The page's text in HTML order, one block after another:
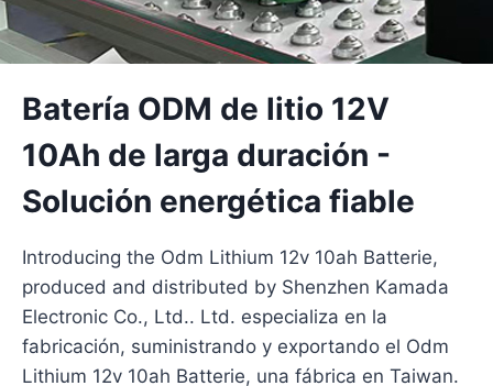
Batería ODM de litio 12V
10Ah de larga duración -
Solución energética fiable
Introducing the Odm Lithium 12v 10ah Batterie,
produced and distributed by Shenzhen Kamada
Electronic Co., Ltd.. Ltd. especializa en la
fabricación, suministrando y exportando el Odm
Lithium 12v 10ah Batterie, una fábrica en Taiwan.